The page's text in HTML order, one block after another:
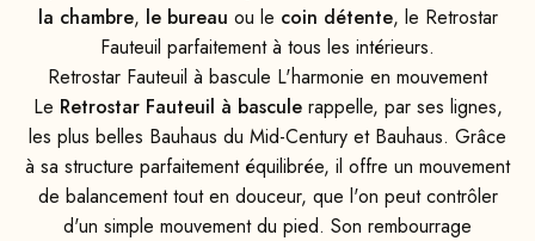
la chambre, le bureau ou le coin détente, le Retrostar
Fauteuil parfaitement à tous les intérieurs.
Retrostar Fauteuil à bascule L'harmonie en mouvement
Le Retrostar Fauteuil à basculerappelle, par ses lignes,
les plus belles Bauhaus du Mid-Century et Bauhaus. Grâce
à sa structure parfaitement équilibrée, il offre un mouvement
de balancement tout en douceur, que l'on peut contrôler
d'un simple mouvement du pied. Son rembourrage